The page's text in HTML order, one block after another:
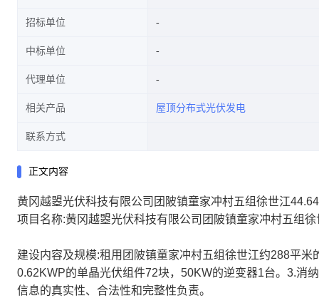
招标单位
中标单位
代理单位
相关产品 屋顶分布式光伏发电
联系方式
正文内容
黄冈越曌光伏科技有限公司团陂镇童家冲村五组徐世江
项目名称:黄冈越曌光伏科技有限公司团陂镇童家冲村五组
建设内容及规模:租用团陂镇童家冲村五组徐世江约288平
0.62KWP的单晶光伏组件72块，50KW的逆变器1台。3.消
信息的真实性、合法性和完整性负责。